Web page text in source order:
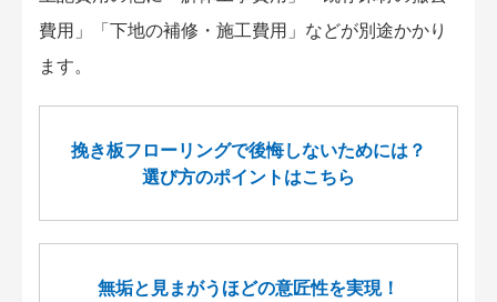
費用」「下地の補修・施工費用」などが別途かかり
ます。
挽き板フローリングで後悔しないためには？
選び方のポイントはこちら
無垢と見まがうほどの意匠性を実現！